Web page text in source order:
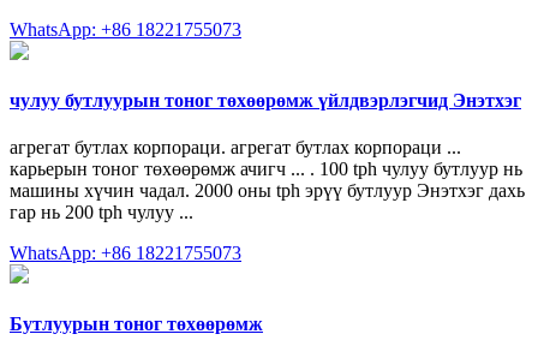
WhatsApp: +86 18221755073
чулуу бутлуурын тоног төхөөрөмж үйлдвэрлэгчид Энэтхэг
агрегат бутлах корпораци. агрегат бутлах корпораци ...
карьерын тоног төхөөрөмж ачигч ... . 100 tph чулуу бутлуур нь
машины хүчин чадал. 2000 оны tph эрүү бутлуур Энэтхэг дахь
гар нь 200 tph чулуу ...
WhatsApp: +86 18221755073
Бутлуурын тоног төхөөрөмж